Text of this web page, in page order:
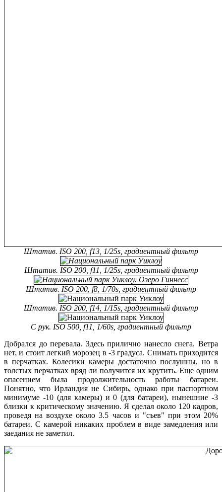
Штатив. ISO 200, f13, 1/25s, градиентный фильтр
Штатив. ISO 200, f11, 1/25s, градиентный фильтр
Штатив. ISO 200, f8, 1/70s, градиентный фильтр
Штатив. ISO 200, f14, 1/15s, градиентный фильтр
С рук. ISO 500, f11, 1/60s, градиентный фильтр
Добрался до перевала. Здесь прилично нанесло снега. Ветра
нет, и стоит легкий морозец в -3 градуса. Снимать приходится
в перчатках. Колесики камеры достаточно послушны, но в
толстых перчатках вряд ли получится их крутить. Еще одним
опасением была продолжительность работы батареи.
Понятно, что Ирландия не Сибирь, однако при паспортном
минимуме -10 (для камеры) и 0 (для батареи), нынешние -3
близки к критическому значению. Я сделал около 120 кадров,
проведя на воздухе около 3.5 часов и "съев" при этом 20%
батареи. С камерой никаких проблем в виде замедления или
заедания не заметил.